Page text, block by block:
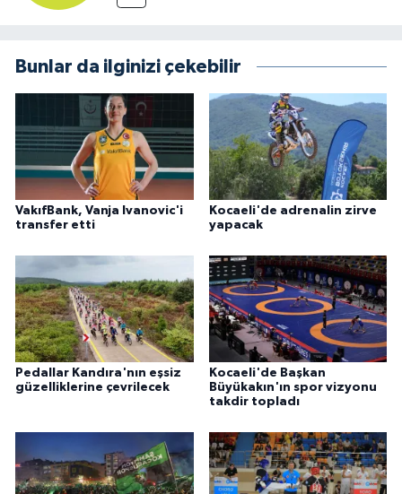
Bunlar da ilginizi çekebilir
VakıfBank, Vanja Ivanovic'i
transfer etti
Kocaeli'de adrenalin zirve
yapacak
Pedallar Kandıra'nın eşsiz
güzelliklerine çevrilecek
Kocaeli'de Başkan
Büyükakın'ın spor vizyonu
takdir topladı